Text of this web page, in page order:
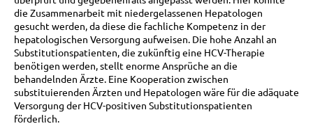
die Zusammenarbeit mit niedergelassenen Hepatologen
gesucht werden, da diese die fachliche Kompetenz in der
hepatologischen Versorgung aufweisen. Die hohe Anzahl an
Substitutionspatienten, die zukünftig eine HCV-Therapie
benötigen werden, stellt enorme Ansprüche an die
behandelnden Ärzte. Eine Kooperation zwischen
substituierenden Ärzten und Hepatologen wäre für die adäquate
Versorgung der HCV-positiven Substitutionspatienten
förderlich.